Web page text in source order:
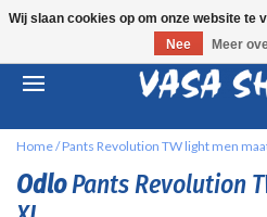
Home/Pants Revolution TW light men
OdloPants Revolution
Wij slaan cookies op om onze website te
Nee
Meer